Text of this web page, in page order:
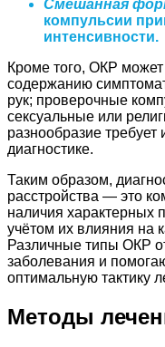
Смешанная
компульсии
интенсивности.
Кроме того, ОКР
содержанию
рук; проверочные
сексуальные или
разнообразие требует
диагностике.
Таким образом,
расстройства — это
наличия характерных
учётом их влияния на
Различные типы ОКР
заболевания и
оптимальную тактику
Методы